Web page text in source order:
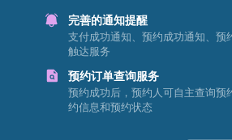
完善的通知提醒
支付成功通知、预约成功通知、预
触达服务
预约订单查询服务
预约成功后，预约人可自主查询预
约信息和预约状态